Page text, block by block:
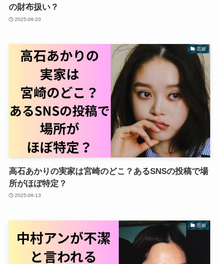
の財布扱い？
2025-06-20
芸能
高石あかりの実家は宮崎のどこ？あるSNSの投稿で場
所がほぼ特定？
2025-06-13
芸能